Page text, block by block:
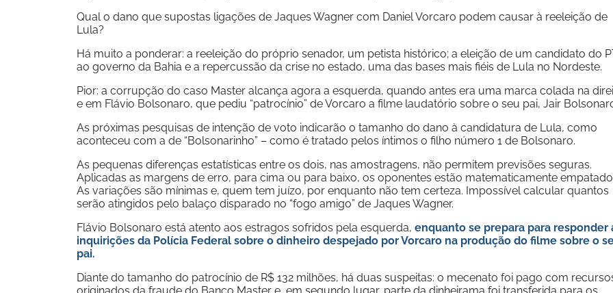
Qual o dano que supostas ligações de Jaques Wagner com Daniel Vorcaro podem causar à reeleição de
Lula?
Há muito a ponderar: a reeleição do próprio senador, um petista histórico; a eleição de um candidato do
ao governo da Bahia e a repercussão da crise no estado, uma das bases mais fiéis de Lula no Nordeste.
Pior: a corrupção do caso Master alcança agora a esquerda, quando antes era uma marca colada na
e em Flávio Bolsonaro, que pediu “patrocínio” de Vorcaro a filme laudatório sobre o seu pai, Jair
As próximas pesquisas de intenção de voto indicarão o tamanho do dano à candidatura de Lula, como
aconteceu com a de “Bolsonarinho” – como é tratado pelos íntimos o filho número 1 de Bolsonaro.
As pequenas diferenças estatísticas entre os dois, nas amostragens, não permitem previsões seguras.
Aplicadas as margens de erro, para cima ou para baixo, os oponentes estão matematicamente
As variações são mínimas e, quem tem juízo, por enquanto não tem certeza. Impossível calcular quantos
serão atingidos pelo balaço disparado no “fogo amigo” de Jaques Wagner.
Flávio Bolsonaro está atento aos estragos sofridos pela esquerda, enquanto se prepara para responder
inquirições da Polícia Federal sobre o dinheiro despejado por Vorcaro na produção do filme sobre o
pai.
Diante do tamanho do patrocínio de R$ 132 milhões, há duas suspeitas: o mecenato foi pago com